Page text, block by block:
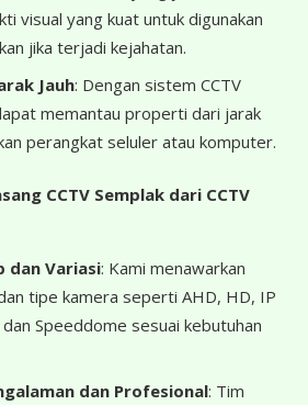
visual yang kuat untuk digunakan
jika terjadi kejahatan.
Jauh: Dengan sistem CCTV
memantau properti dari jarak
perangkat seluler atau komputer.
CCTV Semplak dari CCTV
dan Variasi: Kami menawarkan
tipe kamera seperti AHD, HD, IP
dan Speeddome sesuai kebutuhan
dan Profesional: Tim